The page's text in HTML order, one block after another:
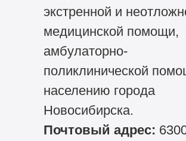
экстренной и
медицинской помощи,
амбулаторно-
поликлинической
населению города
Новосибирска.
Почтовый адрес: